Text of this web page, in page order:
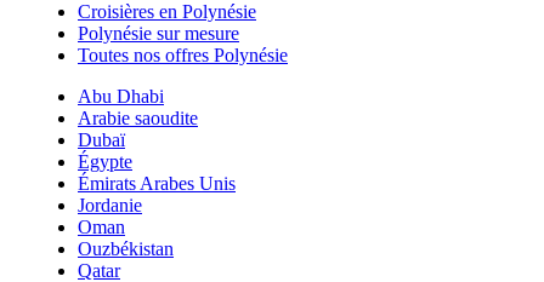
Croisières en Polynésie
Polynésie sur mesure
Toutes nos offres Polynésie
Abu Dhabi
Arabie saoudite
Dubaï
Égypte
Émirats Arabes Unis
Jordanie
Oman
Ouzbékistan
Qatar